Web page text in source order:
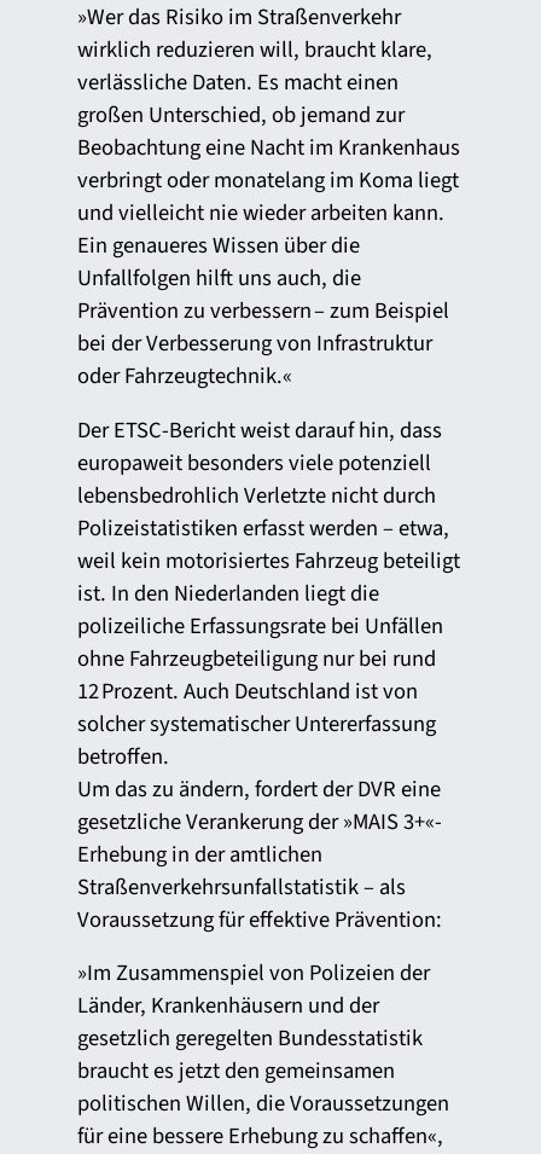
»Wer das Risiko im Straßenverkehr
wirklich reduzieren will, braucht klare,
verlässliche Daten. Es macht einen
großen Unterschied, ob jemand zur
Beobachtung eine Nacht im Krankenhaus
verbringt oder monatelang im Koma liegt
und vielleicht nie wieder arbeiten kann.
Ein genaueres Wissen über die
Unfallfolgen hilft uns auch, die
Prävention zu verbessern – zum Beispiel
bei der Verbesserung von Infrastruktur
oder Fahrzeugtechnik.«
Der ETSC-Bericht weist darauf hin, dass
europaweit besonders viele potenziell
lebensbedrohlich Verletzte nicht durch
Polizeistatistiken erfasst werden – etwa,
weil kein motorisiertes Fahrzeug beteiligt
ist. In den Niederlanden liegt die
polizeiliche Erfassungsrate bei Unfällen
ohne Fahrzeugbeteiligung nur bei rund
12 Prozent. Auch Deutschland ist von
solcher systematischer Untererfassung
betroffen.
Um das zu ändern, fordert der DVR eine
gesetzliche Verankerung der »MAIS 3+«-
Erhebung in der amtlichen
Straßenverkehrsunfallstatistik – als
Voraussetzung für effektive Prävention:
»Im Zusammenspiel von Polizeien der
Länder, Krankenhäusern und der
gesetzlich geregelten Bundesstatistik
braucht es jetzt den gemeinsamen
politischen Willen, die Voraussetzungen
für eine bessere Erhebung zu schaffen«,